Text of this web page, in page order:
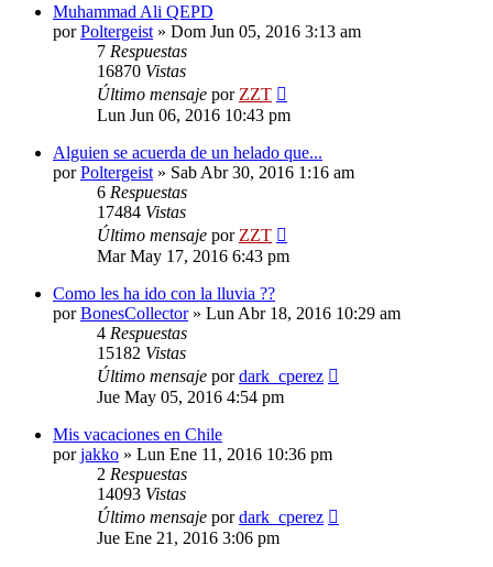
Muhammad Ali QEPD
porPoltergeist » Dom Jun 05, 2016 3:13 am
7 Respuestas
16870 Vistas
Último mensaje por ZZT
Lun Jun 06, 2016 10:43 pm
Alguien se acuerda de un helado que...
porPoltergeist » Sab Abr 30, 2016 1:16 am
6 Respuestas
17484 Vistas
Último mensaje por ZZT
Mar May 17, 2016 6:43 pm
Como les ha ido con la lluvia ??
porBonesCollector» Lun Abr 18, 2016 10:29 am
4 Respuestas
15182 Vistas
Último mensaje pordark_cperez
Jue May 05, 2016 4:54 pm
Mis vacaciones en Chile
porjakko » Lun Ene 11, 2016 10:36 pm
2 Respuestas
14093 Vistas
Último mensaje pordark_cperez
Jue Ene 21, 2016 3:06 pm